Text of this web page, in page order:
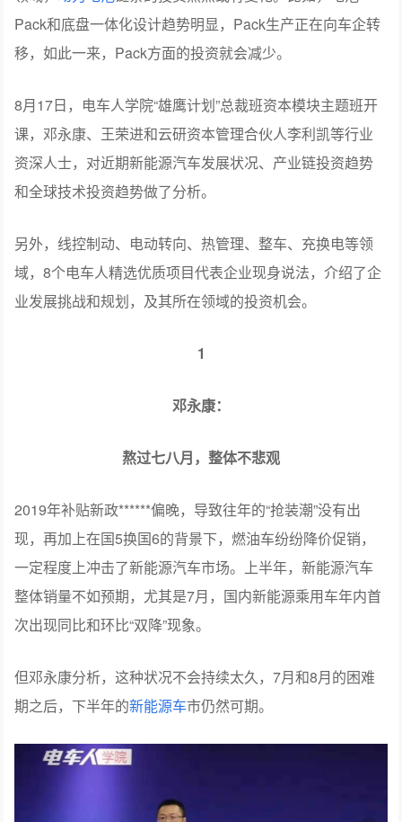
Pack和底盘一体化设计趋势明显，Pack生产正在向车企转
移，如此一来，Pack方面的投资就会减少。
8月17日，电车人学院“雄鹰计划”总裁班资本模块主题班开
课，邓永康、王荣进和云研资本管理合伙人李利凯等行业
资深人士，对近期新能源汽车发展状况、产业链投资趋势
和全球技术投资趋势做了分析。
另外，线控制动、电动转向、热管理、整车、充换电等领
域，8个电车人精选优质项目代表企业现身说法，介绍了企
业发展挑战和规划，及其所在领域的投资机会。
1
邓永康：
熬过七八月，整体不悲观
2019年补贴新政******偏晚，导致往年的“抢装潮”没有出
现，再加上在国5换国6的背景下，燃油车纷纷降价促销，
一定程度上冲击了新能源汽车市场。上半年，新能源汽车
整体销量不如预期，尤其是7月，国内新能源乘用车年内首
次出现同比和环比“双降”现象。
但邓永康分析，这种状况不会持续太久，7月和8月的困难
期之后，下半年的新能源车市仍然可期。